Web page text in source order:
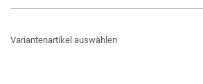
Variantenartikel auswählen